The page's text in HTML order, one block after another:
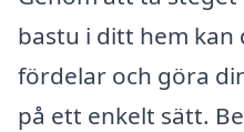
bastu i ditt hem kan
fördelar och göra
på ett enkelt sätt.